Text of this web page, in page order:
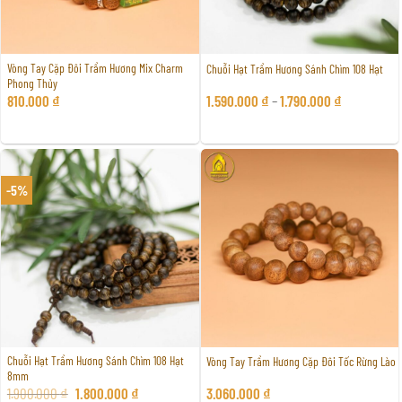
Vòng Tay Cặp Đôi Trầm Hương Mix Charm
Phong Thủy
810.000 ₫
Chuỗi Hạt Trầm Hương Sánh Chìm 108 Hạt
1.590.000 ₫ –1.790.000 ₫
-5%
Chuỗi Hạt Trầm Hương Sánh Chìm 108 Hạt
8mm
1.900.000₫ Giá
1.800.000 ₫Giá
Vòng Tay Trầm Hương Cặp Đôi Tốc Rừng Lào
3.060.000 ₫